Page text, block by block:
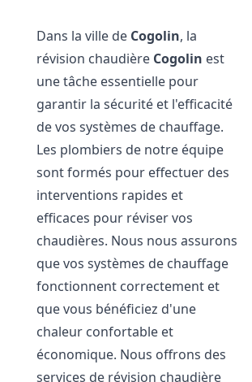
Dans la ville de Cogolin, la
révision chaudière Cogolin est
une tâche essentielle pour
garantir la sécurité et l'efficacité
de vos systèmes de chauffage.
Les plombiers de notre équipe
sont formés pour effectuer des
interventions rapides et
efficaces pour réviser vos
chaudières. Nous nous assurons
que vos systèmes de chauffage
fonctionnent correctement et
que vous bénéficiez d'une
chaleur confortable et
économique. Nous offrons des
services de révision chaudière